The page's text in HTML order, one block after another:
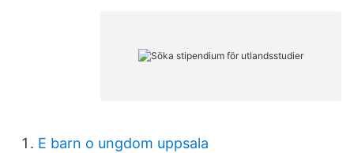
E barn o ungdom uppsala